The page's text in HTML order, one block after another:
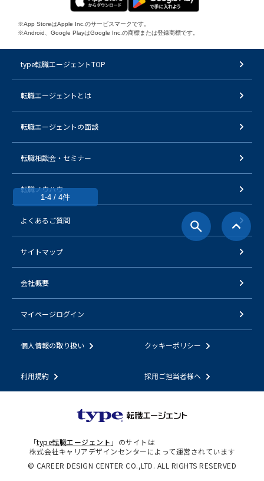
1-4 / 4件
※App StoreはApple Inc.のサービスマークです。
※Android、Google PlayはGoogle Inc.の商標または登録商標です。
type転職エージェントTOP
転職エージェントとは
転職エージェントの面談
転職相談会・セミナー
転職ノウハウ
よくあるご質問
サイトマップ
会社概要
マイページログイン
個人情報の取り扱い クッキーポリシー
利用規約 採用ご担当者様へ
「type転職エージェント 」のサイトは
株式会社キャリアデザインセンターによって運営されています
© CAREER DESIGN CENTER CO.,LTD. ALL RIGHTS RESERVED